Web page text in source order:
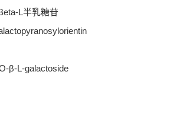
L半乳糖苷
β-L-galactoside